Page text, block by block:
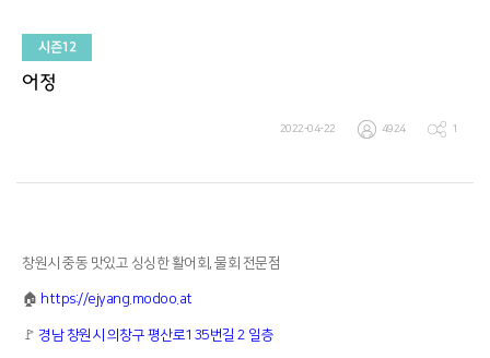
시즌12
어정
2022-04-22 4924 1
창원시 중동 맛있고 싱싱한 활어회, 물회 전문점
🏠 https://ejyang.modoo.at
🚩 경남 창원시 의창구 평산로135번길 2 일층